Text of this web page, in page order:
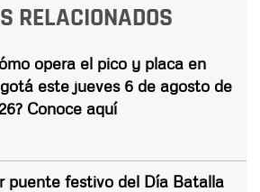
RELACIONADOS
opera el pico y placa en
este jueves 6 de agosto de
Conoce aquí
puente festivo del Día Batalla